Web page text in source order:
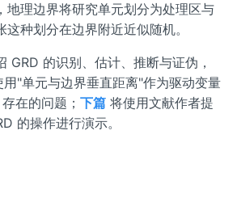
地理边界将研究单元划分为处理区与
种划分在边界附近近似随机。
GRD 的识别、估计、推断与证伪，
"单元与边界垂直距离"作为驱动变量
在的问题； 下篇 将使用文献作者提
的操作进行演示。